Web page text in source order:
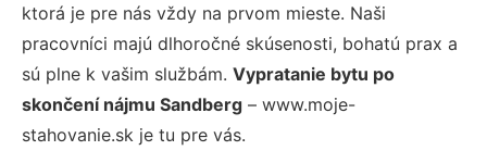
ktorá je pre nás vždy na prvom mieste. Naši
pracovníci majú dlhoročné skúsenosti, bohatú prax a
sú plne k vašim službám. Vypratanie bytu po
skončení nájmu Sandberg – www.moje-
stahovanie.sk je tu pre vás.